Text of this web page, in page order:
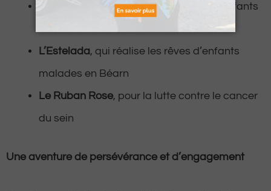
Les Enfants du Désert, pour aider les enfants
L’Estelada, qui réalise les rêves d’enfants
malades en Béarn
Le Ruban Rose, pour la lutte contre le cancer
du sein
Une aventure de persévérance et d’engagement